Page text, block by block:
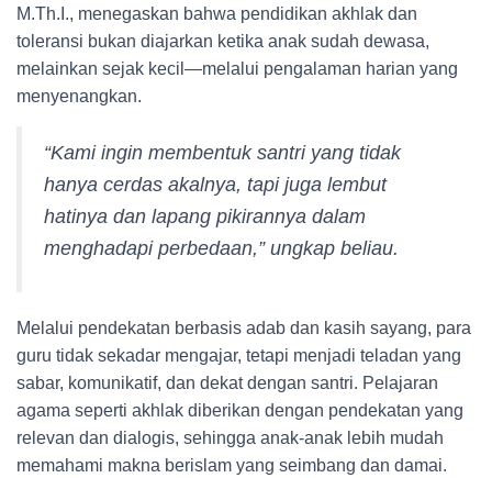
M.Th.I., menegaskan bahwa pendidikan akhlak dan
toleransi bukan diajarkan ketika anak sudah dewasa,
melainkan sejak kecil—melalui pengalaman harian yang
menyenangkan.
“Kami ingin membentuk santri yang tidak
hanya cerdas akalnya, tapi juga lembut
hatinya dan lapang pikirannya dalam
menghadapi perbedaan,” ungkap beliau.
Melalui pendekatan berbasis adab dan kasih sayang, para
guru tidak sekadar mengajar, tetapi menjadi teladan yang
sabar, komunikatif, dan dekat dengan santri. Pelajaran
agama seperti akhlak diberikan dengan pendekatan yang
relevan dan dialogis, sehingga anak-anak lebih mudah
memahami makna berislam yang seimbang dan damai.